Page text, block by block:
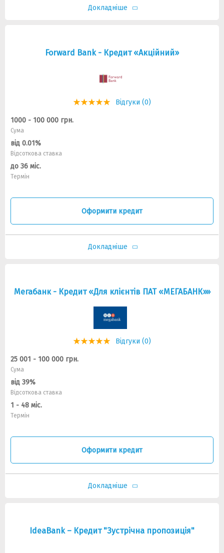
Докладніше
Forward Bank - Кредит «Акційний»
Відгуки (0)
1000 - 100 000 грн.
Сума
від 0.01%
Відсоткова ставка
до 36 міс.
Термін
Оформити кредит
Докладніше
Мегабанк - Кредит «Для клієнтів ПАТ «МЕГАБАНК»»
Відгуки (0)
25 001 - 100 000 грн.
Сума
від 39%
Відсоткова ставка
1 - 48 міс.
Термін
Оформити кредит
Докладніше
IdeaBank – Кредит "Зустрічна пропозиція"